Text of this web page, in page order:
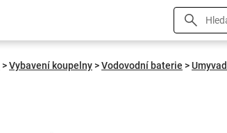
>Vybavení koupelny>Vodovodní baterie >